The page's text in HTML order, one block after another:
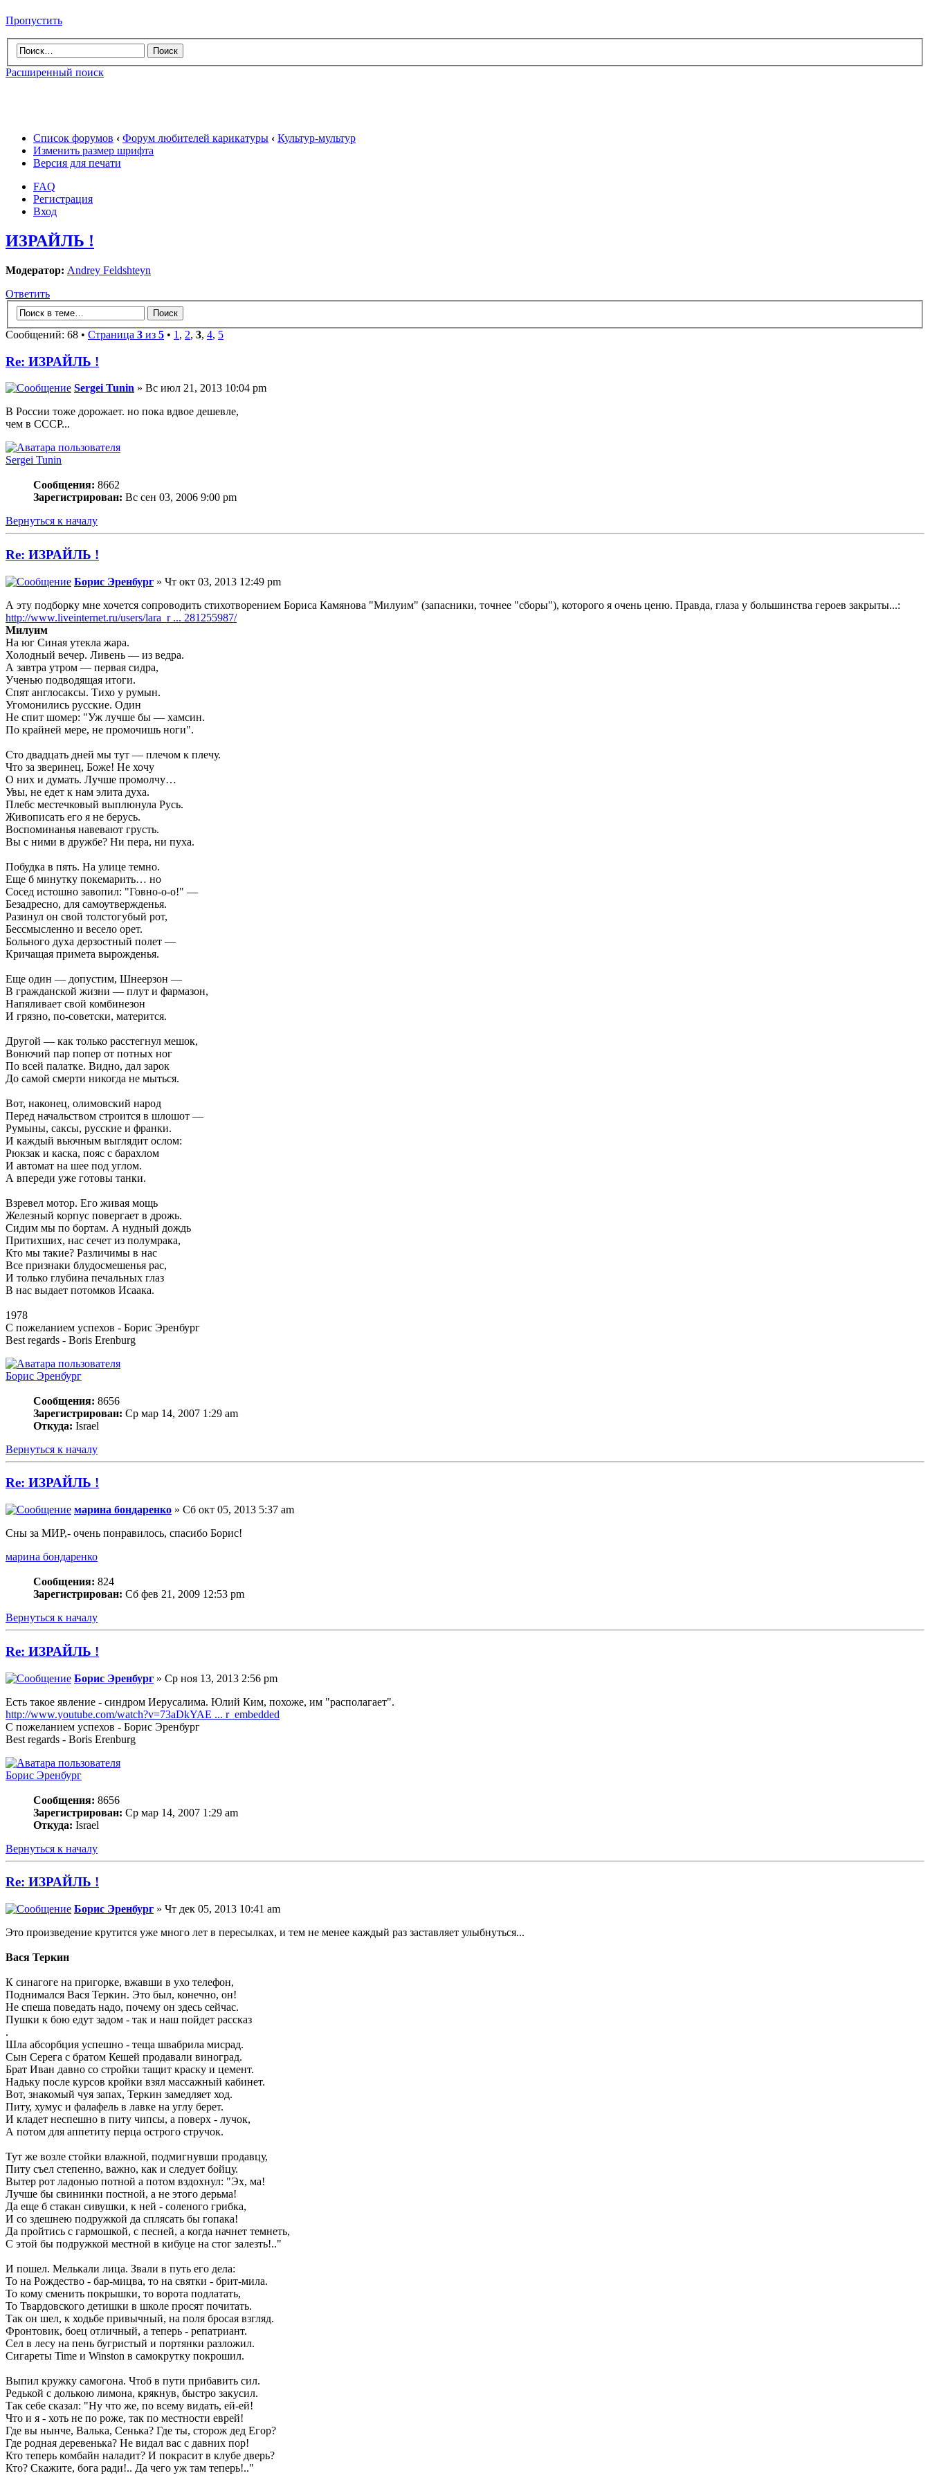
Пропустить
Расширенный поиск
Список форумов ‹ Форум любителей карикатуры ‹ Культур-мультур
Изменить размер шрифта
Версия для печати
FAQ
Регистрация
Вход
ИЗРАЙЛЬ !
Модератор: Andrey Feldshteyn
Ответить
Сообщений: 68 • Страница 3 из 5 • 1 , 2, 3, 4, 5
Re: ИЗРАЙЛЬ !
Sergei Tunin » Вс июл 21, 2013 10:04 pm
В России тоже дорожает. но пока вдвое дешевле,
чем в СССР...
Sergei Tunin
Сообщения: 8662
Зарегистрирован: Вс сен 03, 2006 9:00 pm
Вернуться к началу
Re: ИЗРАЙЛЬ !
Борис Эренбург » Чт окт 03, 2013 12:49 pm
А эту подборку мне хочется сопроводить стихотворением Бориса Камянова "Милуим" (запасники, точнее "сборы"), которого я очень ценю. Правда, глаза у большинства героев закрыты...:
http://www.liveinternet.ru/users/lara_r ... 281255987/
Милуим
На юг Синая утекла жара.
Холодный вечер. Ливень — из ведра.
А завтра утром — первая сидра,
Ученью подводящая итоги.
Спят англосаксы. Тихо у румын.
Угомонились русские. Один
Не спит шомер: "Уж лучше бы — хамсин.
По крайней мере, не промочишь ноги".
Сто двадцать дней мы тут — плечом к плечу.
Что за зверинец, Боже! Не хочу
О них и думать. Лучше промолчу…
Увы, не едет к нам элита духа.
Плебс местечковый выплюнула Русь.
Живописать его я не берусь.
Воспоминанья навевают грусть.
Вы с ними в дружбе? Ни пера, ни пуха.
Побудка в пять. На улице темно.
Еще б минутку покемарить… но
Сосед истошно завопил: "Говно-о-о!" —
Безадресно, для самоутвержденья.
Разинул он свой толстогубый рот,
Бессмысленно и весело орет.
Больного духа дерзостный полет —
Кричащая примета вырожденья.
Еще один — допустим, Шнеерзон —
В гражданской жизни — плут и фармазон,
Напяливает свой комбинезон
И грязно, по-советски, матерится.
Другой — как только расстегнул мешок,
Вонючий пар попер от потных ног
По всей палатке. Видно, дал зарок
До самой смерти никогда не мыться.
Вот, наконец, олимовский народ
Перед начальством строится в шлошот —
Румыны, саксы, русские и франки.
И каждый вьючным выглядит ослом:
Рюкзак и каска, пояс с барахлом
И автомат на шее под углом.
А впереди уже готовы танки.
Взревел мотор. Его живая мощь
Железный корпус повергает в дрожь.
Сидим мы по бортам. А нудный дождь
Притихших, нас сечет из полумрака,
Кто мы такие? Различимы в нас
Все признаки блудосмешенья рас,
И только глубина печальных глаз
В нас выдает потомков Исаака.
1978
С пожеланием успехов - Борис Эренбург
Best regards - Boris Erenburg
Борис Эренбург
Сообщения: 8656
Зарегистрирован: Ср мар 14, 2007 1:29 am
Откуда: Israel
Вернуться к началу
Re: ИЗРАЙЛЬ !
марина бондаренко » Сб окт 05, 2013 5:37 am
Сны за МИР,- очень понравилось, спасибо Борис!
марина бондаренко
Сообщения: 824
Зарегистрирован: Сб фев 21, 2009 12:53 pm
Вернуться к началу
Re: ИЗРАЙЛЬ !
Борис Эренбург » Ср ноя 13, 2013 2:56 pm
Есть такое явление - синдром Иерусалима. Юлий Ким, похоже, им "располагает".
http://www.youtube.com/watch?v=73aDkYAE ... r_embedded
С пожеланием успехов - Борис Эренбург
Best regards - Boris Erenburg
Борис Эренбург
Сообщения: 8656
Зарегистрирован: Ср мар 14, 2007 1:29 am
Откуда: Israel
Вернуться к началу
Re: ИЗРАЙЛЬ !
Борис Эренбург » Чт дек 05, 2013 10:41 am
Это произведение крутится уже много лет в пересылках, и тем не менее каждый раз заставляет улыбнуться...
Вася Теркин
К синагоге на пригорке, вжавши в ухо телефон,
Поднимался Вася Теркин. Это был, конечно, он!
Не спеша поведать надо, почему он здесь сейчас.
Пушки к бою едут задом - так и наш пойдет рассказ
.
Шла абсорбция успешно - теща швабрила мисрад.
Сын Серега с братом Кешей продавали виноград.
Брат Иван давно со стройки тащит краску и цемент.
Надьку после курсов кройки взял массажный кабинет.
Вот, знакомый чуя запах, Теркин замедляет ход.
Питу, хумус и фалафель в лавке на углу берет.
И кладет неспешно в питу чипсы, а поверх - лучок,
А потом для аппетиту перца острого стручок.
Тут же возле стойки влажной, подмигнувши продавцу,
Питу съел степенно, важно, как и следует бойцу.
Вытер рот ладонью потной а потом вздохнул: "Эх, ма!
Лучше бы свининки постной, а не этого дерьма!
Да еще б стакан сивушки, к ней - соленого грибка,
И со здешнею подружкой да сплясать бы гопака!
Да пройтись с гармошкой, с песней, а когда начнет темнеть,
С этой бы подружкой местной в кибуце на стог залезть!.."
И пошел. Мелькали лица. Звали в путь его дела:
То на Рождество - бар-мицва, то на святки - брит-мила.
То кому сменить покрышки, то ворота подлатать,
То Твардовского детишки в школе просят почитать.
Так он шел, к ходьбе привычный, на поля бросая взгляд.
Фронтовик, боец отличный, а теперь - репатриант.
Сел в лесу на пень бугристый и портянки разложил.
Сигареты Time и Winston в самокрутку покрошил.
Выпил кружку самогона. Чтоб в пути прибавить сил.
Редькой с долькою лимона, крякнув, быстро закусил.
Так себе сказал: "Ну что же, по всему видать, ей-ей!
Что и я - хоть не по роже, так по местности еврей!
Где вы нынче, Валька, Сенька? Где ты, сторож дед Егор?
Где родная деревенька? Не видал вас с давних пор!
Кто теперь комбайн наладит? И покрасит в клубе дверь?
Кто? Скажите, бога ради!.. Да чего уж там теперь!.."